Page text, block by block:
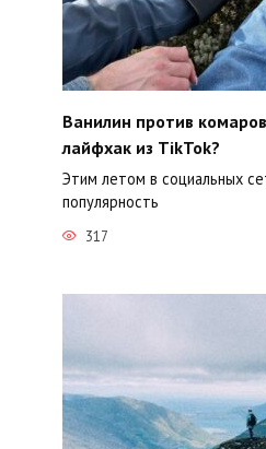
Ванилин против
лайфхак из TikTok?
Этим летом в социальных
популярность
317